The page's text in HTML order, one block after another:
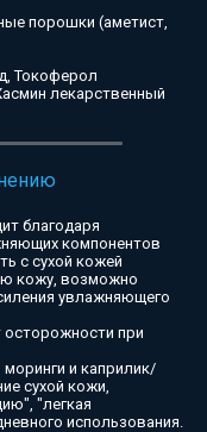
порошки (аметист,
Токоферол
лекарственный
благодаря
компонентов
с сухой кожей
кожу, возможно
увлажняющего
осторожности при
и каприлик/
сухой кожи,
"легкая
использования.